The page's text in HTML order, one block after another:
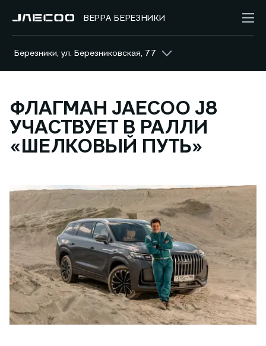
ВЕРРА БЕРЕЗНИКИ
Березники, ул. Березниковская, 77
ФЛАГМАН JAECOO J8
УЧАСТВУЕТ В РАЛЛИ
«ШЕЛКОВЫЙ ПУТЬ»